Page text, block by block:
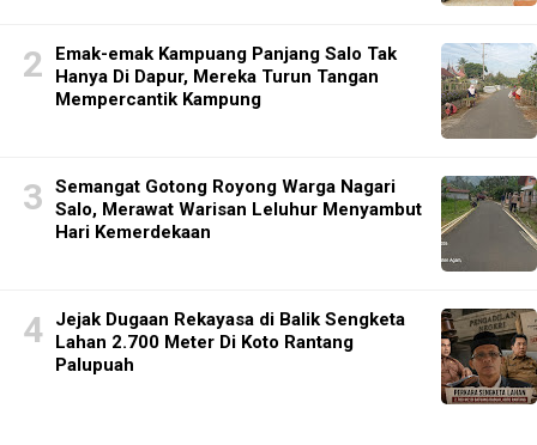
Emak-emak Kampuang Panjang Salo Tak
Hanya Di Dapur, Mereka Turun Tangan
Mempercantik Kampung
Semangat Gotong Royong Warga Nagari
Salo, Merawat Warisan Leluhur Menyambut
Hari Kemerdekaan
Jejak Dugaan Rekayasa di Balik Sengketa
Lahan 2.700 Meter Di Koto Rantang
Palupuah